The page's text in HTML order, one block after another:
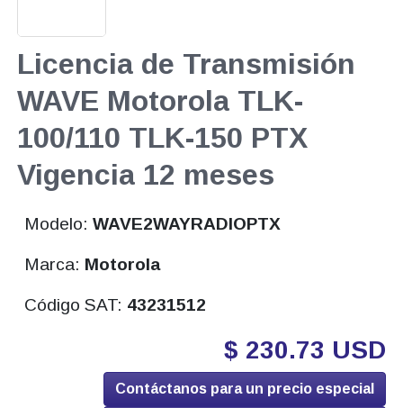
Licencia de Transmisión
WAVE Motorola TLK-
100/110 TLK-150 PTX
Vigencia 12 meses
Modelo:WAVE2WAYRADIOPTX
Marca: Motorola
Código SAT: 43231512
$ 230.73 USD
Contáctanos para un precio especial